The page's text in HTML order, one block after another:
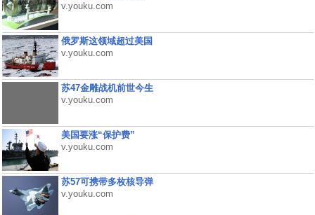
v.youku.com
俄罗斯这领域超过美国
v.youku.com
苏47金雕战机前世今生
v.youku.com
美国要涨“保护费”
v.youku.com
苏57可携带多枚核导弹
v.youku.com